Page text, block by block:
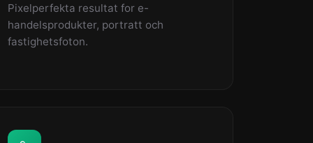
Pixelperfekta resultat for e-
handelsprodukter, portratt och
fastighetsfoton.